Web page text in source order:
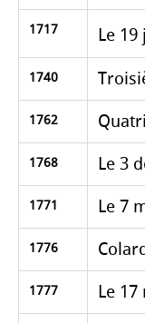
1717 Le
1740
1762
1768 Le 3
1771 Le 7
1776
1777 Le 17